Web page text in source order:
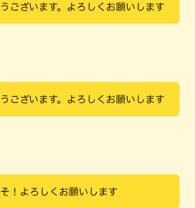
ございます。よろしくお願いします
ございます。よろしくお願いします
！よろしくお願いします